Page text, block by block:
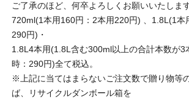
ご了承のほど、何卒よろしくお願いいたしま
720ml(1本用160円：2本用220円) 、1.8L(1本
290円)・
1.8L4本用(1.8L含む300ml以上の合計本数が3
時：290円)全て税込。
※上記に当てはまらないご注文数で贈り物等
ば、リサイクルダンボール箱を